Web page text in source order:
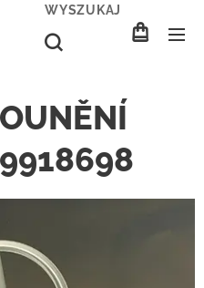
WYSZUKAJ